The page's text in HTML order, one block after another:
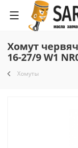
Хомут
16-27/9 W1
Хомуты